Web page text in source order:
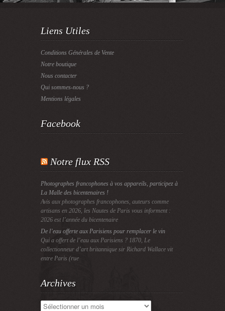
Liens Utiles
Conditions Générales de Vente
Notre boutique
Nous contacter
Qui sommes-nous ?
Mentions légales
Facebook
Notre flux RSS
Photographes francophones à vos appareils, participez à
La Malle des bicentenaires !
Avis aux photographes francophones, auteurs comme
artisans en 2026, les Nautes de Paris vous informent :
2026 est l’année du bicentenaire
De l’eau offerte aux Parisiens pour remplacer le vin
Qui a offert de l’eau aux Parisiens ? 1870, Le
collectionneur d’art britannique sir Richard Wallace vit
entre Paris (rue
Archives
Archives